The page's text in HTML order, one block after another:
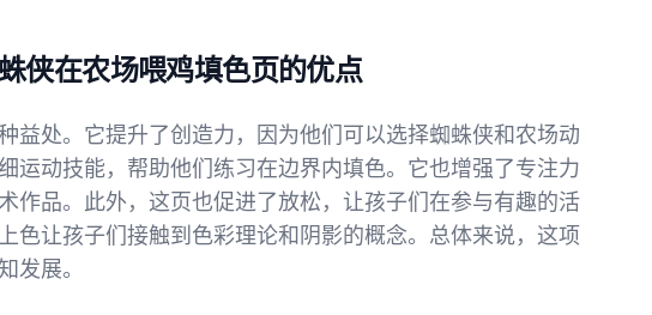
侠在农场喂鸡填色页的优点
益处。它提升了创造力，因为他们可以选择蜘蛛侠和农场动
运动技能，帮助他们练习在边界内填色。它也增强了专注力
作品。此外，这页也促进了放松，让孩子们在参与有趣的活
色让孩子们接触到色彩理论和阴影的概念。总体来说，这项
发展。